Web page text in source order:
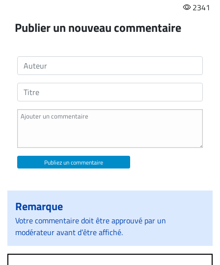
Scoop?
ET
ENTREPRISES
Espace
entreprises
Page
un
Solutions de
recrutements
TROUVEZ-
NOUS
2341
Publier un nouveau commentaire
Publiez un commentaire
Remarque
Votre commentaire doit être approuvé par un
modérateur avant d’être affiché.